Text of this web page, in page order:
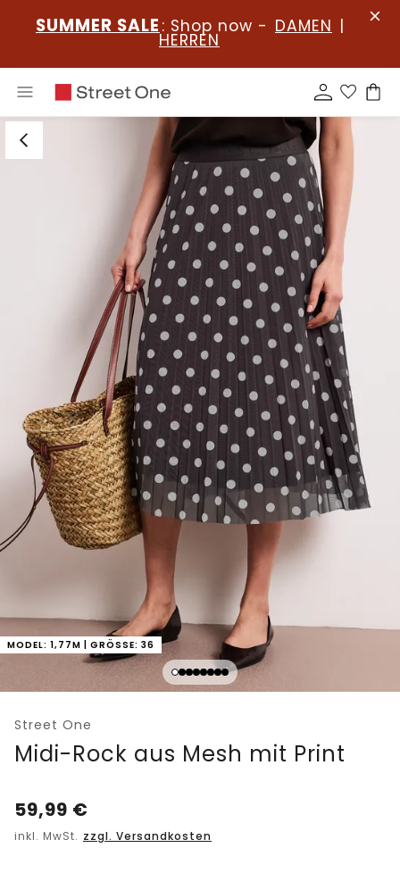
SUMMER SALE : Shop now - DAMEN |
HERREN
MODEL: 1,77M | GRÖSSE: 36
Street One
Midi-Rock aus Mesh mit Print
59,99 €
inkl. MwSt. zzgl. Versandkosten